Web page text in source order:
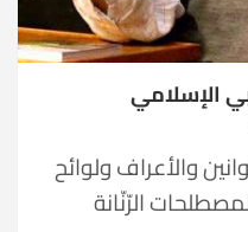
الإسلامي
والأعراف ولوائح
الرّنّانة